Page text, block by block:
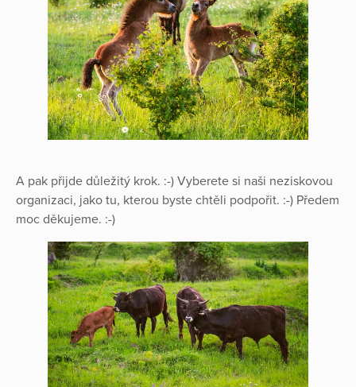
A pak přijde důležitý krok. :-) Vyberete si naši neziskovou
organizaci, jako tu, kterou byste chtěli podpořit. :-) Předem
moc děkujeme. :-)